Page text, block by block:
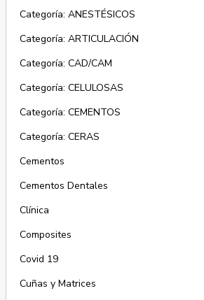
Categoría: ANESTÉSICOS
Categoría: ARTICULACIÓN
Categoría: CAD/CAM
Categoría: CELULOSAS
Categoría: CEMENTOS
Categoría: CERAS
Cementos
Cementos Dentales
Clínica
Composites
Covid 19
Cuñas y Matrices